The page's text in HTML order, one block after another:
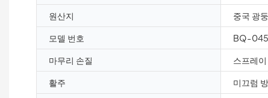
원산지 중국 광
모델 번호 BQ-045
마무리 손질 스프레
활주 미끄럼